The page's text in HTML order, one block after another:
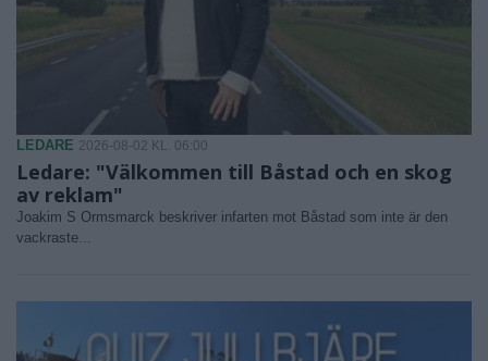
LEDARE 2026-08-02 KL. 06:00
Ledare: "Välkommen till Båstad och en skog
av reklam"
Joakim S Ormsmarck beskriver infarten mot Båstad som inte är den
vackraste...